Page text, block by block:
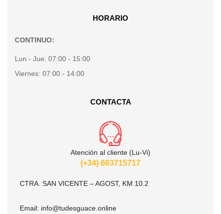
HORARIO
CONTINUO:
Lun - Jue: 07:00 - 15:00
Viernes: 07:00 - 14:00
CONTACTA
Atención al cliente (Lu-Vi)
(+34) 663715717
CTRA. SAN VICENTE – AGOST, KM 10.2
Email: info@tudesguace.online